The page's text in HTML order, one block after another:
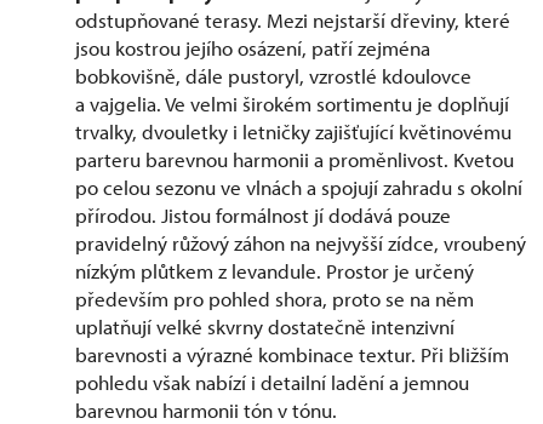
odstupňované terasy. Mezi nejstarší dřeviny, které
jsou kostrou jejího osázení, patří zejména
bobkovišně, dále pustoryl, vzrostlé kdoulovce
a vajgelia. Ve velmi širokém sortimentu je doplňují
trvalky, dvouletky i letničky zajišťující květinovému
parteru barevnou harmonii a proměnlivost. Kvetou
po celou sezonu ve vlnách a spojují zahradu s okolní
přírodou. Jistou formálnost jí dodává pouze
pravidelný růžový záhon na nejvyšší zídce, vroubený
nízkým plůtkem z levandule. Prostor je určený
především pro pohled shora, proto se na něm
uplatňují velké skvrny dostatečně intenzivní
barevnosti a výrazné kombinace textur. Při bližším
pohledu však nabízí i detailní ladění a jemnou
barevnou harmonii tón v tónu.